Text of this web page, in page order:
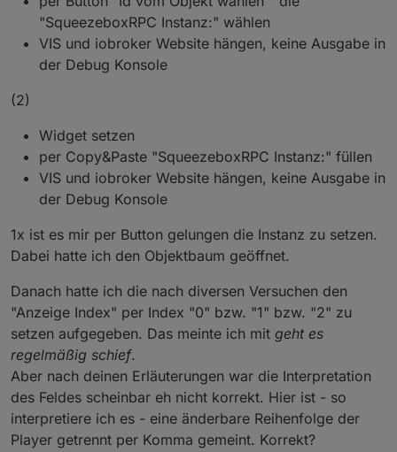
vis-Editors und dann "Untersuchen" auswählen.
Im dann öffnenden Bereich den Reiter "Console"
öffnen.
Das am besten bereits vor dem hinzufügen des
Probleme gibt. Aktiviere bitte vor Auswahl der Instanz
das Kästchen "CamelCase"
"SqueezeboxRPC Instanz:" wählen
VIS und iobroker Website hängen, keine Ausgabe in
der Debug Konsole
(2)
Widget setzen
per Copy&Paste "SqueezeboxRPC Instanz:" füllen
VIS und iobroker Website hängen, keine Ausgabe in
der Debug Konsole
1x ist es mir per Button gelungen die Instanz zu setzen.
Dabei hatte ich den Objektbaum geöffnet.
Danach hatte ich die nach diversen Versuchen den
"Anzeige Index" per Index "0" bzw. "1" bzw. "2" zu
setzen aufgegeben. Das meinte ich mit geht es
regelmäßig schief.
Aber nach deinen Erläuterungen war die Interpretation
des Feldes scheinbar eh nicht korrekt. Hier ist - so
interpretiere ich es - eine änderbare Reihenfolge der
Player getrennt per Komma gemeint. Korrekt?